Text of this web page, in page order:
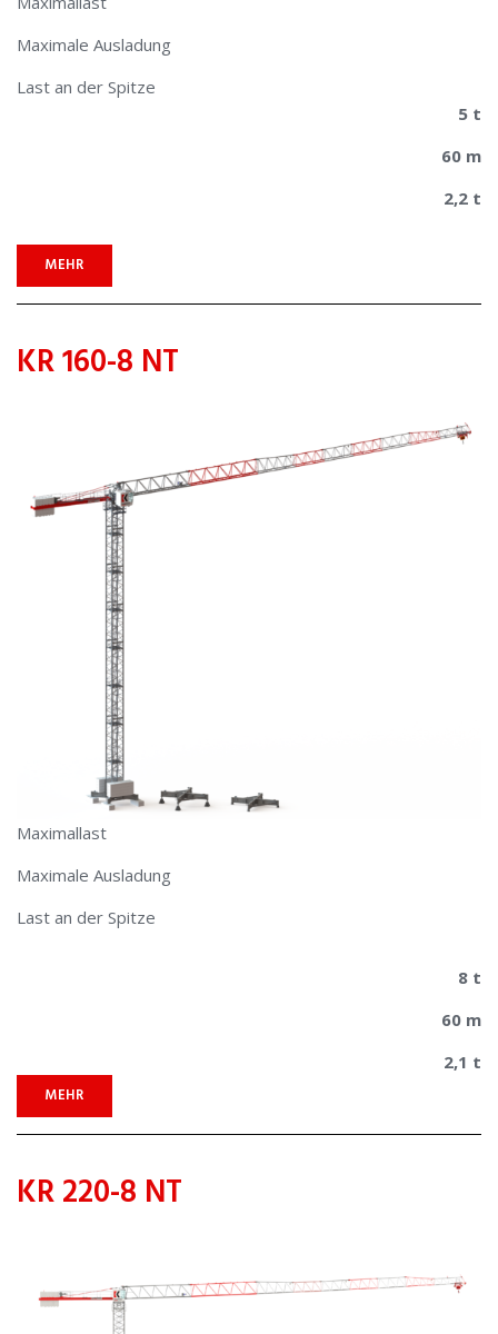
Maximale Ausladung
Last an der Spitze
5 t
60 m
2,2 t
MEHR
KR 160-8 NT
Maximallast
Maximale Ausladung
Last an der Spitze
8 t
60 m
2,1 t
MEHR
KR 220-8 NT